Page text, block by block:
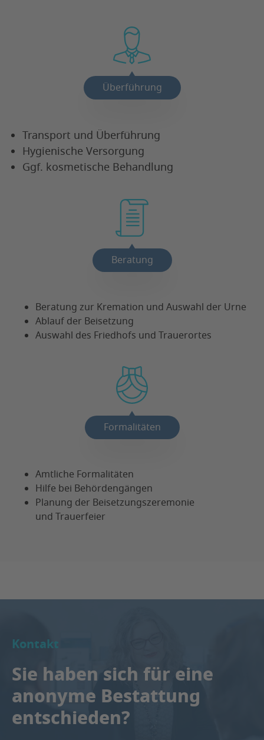
Überführung
Transport und Überführung
Hygienische Versorgung
Ggf. kosmetische Behandlung
Beratung
Beratung zur Kremation und Auswahl der Urne
Ablauf der Beisetzung
Auswahl des Friedhofs und Trauerortes
Formalitäten
Amtliche Formalitäten
Hilfe bei Behördengängen
Planung der Beisetzungszeremonie
und Trauerfeier
Kontakt
Sie haben sich für eine
anonyme Bestattung
entschieden?